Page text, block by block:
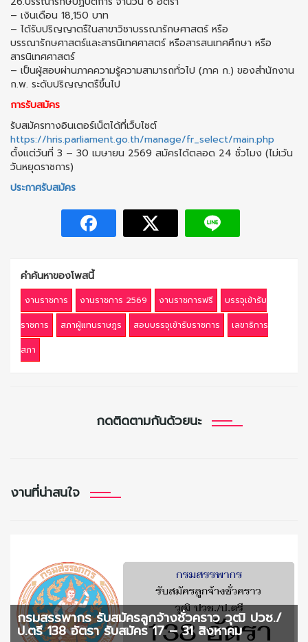
– เงินเดือน 18,150 บาท
– ได้รับปริญญาตรืในสาขาวิชาบรรณารักษศาสตร์ หรือ
บรรณารักษศาสตร์และสารนิเทศศาสตร์ หรือสารสนเทศศึกษา หรือ
สารนิเทศศาสตร์
– เป็นผู้สอบผ่านภาคความรู้ความสามารถทั่วไป (ภาค ก.) ของสำนักงาน
ก.พ. ระดับปริญญาตรืขึ้นไป
การรับสมัคร
รับสมัครทางอินเตอร์เน็ตได้ที่เว็บไซต์
https://hris.parliament.go.th/manage/fr_select/main.php
ตั้งแต่วันที่ 3 – 30 เมษายน 2569 สมัครได้ตลอด 24 ชั่วโมง (ไม่เว้น
วันหยุดราชการ)
ประกาศรับสมัคร
คำค้นหาของโพสนี้
งานราชการ งานราชการ 2569 งานราชการฟรี
บรรจุเข้ารับ
ราชการ
สภาผู้แทนราษฎร สอบบรรจุเข้ารับราชการ
เลขาธิการ
สภา
กดติดตามกันด้วยนะ
งานที่น่าสนใจ
กรมสรรพากร รับสมัครลูกจ้างชั่วคราว วุฒิ ปวช./
ป.ตรี 138 อัตรา รับสมัคร 17 – 31 สิงหาคม